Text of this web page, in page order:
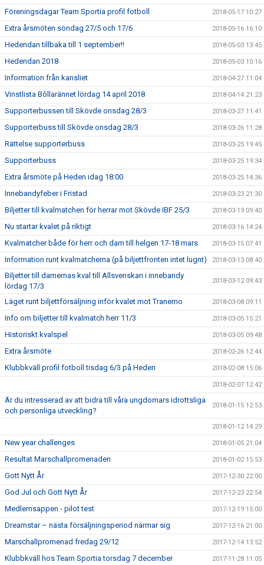
Föreningsdagar Team Sportia profil fotboll 2018-05-17 10:27
Extra årsmöten söndag 27/5 och 17/6 2018-05-16 16:10
Hedendan tillbaka till 1 september!! 2018-05-03 13:45
Hedendan 2018 2018-05-03 10:16
Information från kansliet 2018-04-27 11:04
Vinstlista Bôllarännet lördag 14 april 2018 2018-04-14 21:23
Supporterbussen till Skövde onsdag 28/3 2018-03-27 11:41
Supporterbuss till Skövde onsdag 28/3 2018-03-26 11:28
Rättelse supporterbuss 2018-03-25 19:45
Supporterbuss 2018-03-25 19:34
Extra årsmöte på Heden idag 18:00 2018-03-25 14:36
Innebandyfeber i Fristad 2018-03-23 21:30
Biljetter till kvalmatchen för herrar mot Skövde IBF 25/3 2018-03-19 09:40
Nu startar kvalet på riktigt 2018-03-16 14:24
Kvalmatcher både för herr och dam till helgen 17-18 mars 2018-03-15 07:41
Information runt kvalmatcherna (på biljettfronten intet lugnt) 2018-03-13 08:40
Biljetter till damernas kval till Allsvenskan i innebandy
lördag 17/3
2018-03-12 09:43
Läget runt biljettförsäljning inför kvalet mot Tranemo 2018-03-08 09:11
Info om biljetter till kvalmatch herr 11/3 2018-03-05 15:21
Historiskt kvalspel 2018-03-05 09:48
Extra årsmöte 2018-02-26 12:44
Klubbkväll profil fotboll tisdag 6/3 på Heden 2018-02-08 15:06
2018-02-07 12:42
Är du intresserad av att bidra till våra ungdomars idrottsliga
och personliga utveckling?
2018-01-15 12:53
2018-01-12 14:29
New year challenges 2018-01-05 21:04
Resultat Marschallpromenaden 2018-01-02 15:53
Gott Nytt År 2017-12-30 22:00
God Jul och Gott Nytt År 2017-12-23 22:54
Medlemsappen - pilot test 2017-12-19 15:00
Dreamstar – nästa försäljningsperiod närmar sig 2017-12-16 21:00
Marschallpromenad fredag 29/12 2017-12-14 13:52
Klubbkväll hos Team Sportia torsdag 7 december 2017-11-28 11:05